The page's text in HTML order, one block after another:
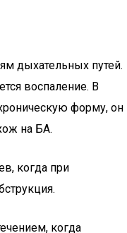
дыхательных путей.
воспаление. В
форму, он
на БА.
когда при
когда